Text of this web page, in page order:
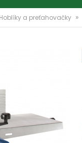
Hoblíky a preťahovačky »